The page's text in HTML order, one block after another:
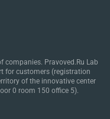
companies. Pravoved.Ru Lab
for customers (registration
of the innovative center
0 room 150 office 5).